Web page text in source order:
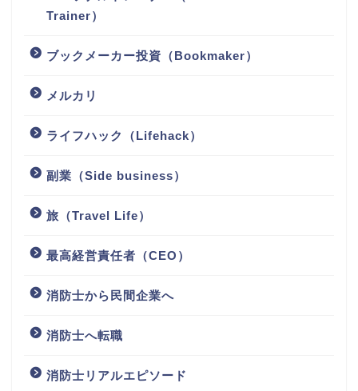
Trainer）
ブックメーカー投資（Bookmaker）
メルカリ
ライフハック（Lifehack）
副業（Side business）
旅（Travel Life）
最高経営責任者（CEO）
消防士から民間企業へ
消防士へ転職
消防士リアルエピソード